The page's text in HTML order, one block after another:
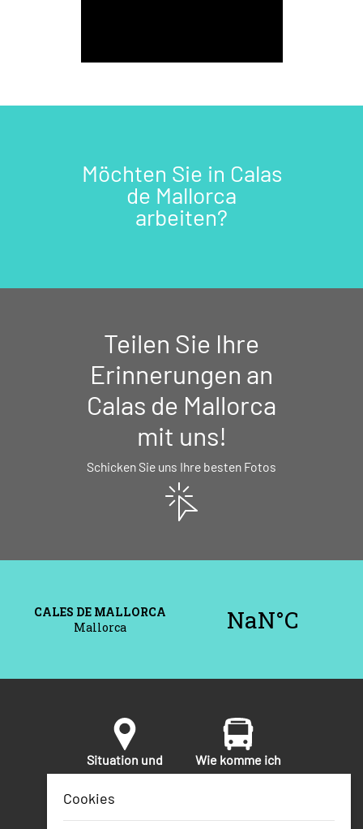
Möchten Sie in Calas
de Mallorca
arbeiten?
Teilen Sie Ihre
Erinnerungen an
Calas de Mallorca
mit uns!
Schicken Sie uns Ihre besten Fotos
Situation und
Umgebung
Wie komme ich
hin?
Cookies